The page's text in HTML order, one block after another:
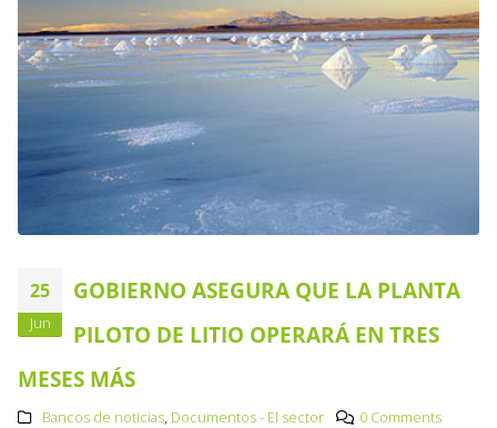
25
Jun
GOBIERNO ASEGURA QUE LA PLANTA
PILOTO DE LITIO OPERARÁ EN TRES
MESES MÁS
Bancos de noticias, Documentos - El sector
0 Comments